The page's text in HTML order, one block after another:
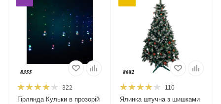
322
Гірлянда Кульки в прозорій
110
Ялинка штучна з шишками